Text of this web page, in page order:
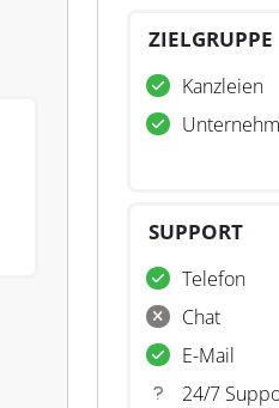
ZIELGRUPPE
Kanzleien
SUPPORT
Telefon
Chat
E-Mail
24/7